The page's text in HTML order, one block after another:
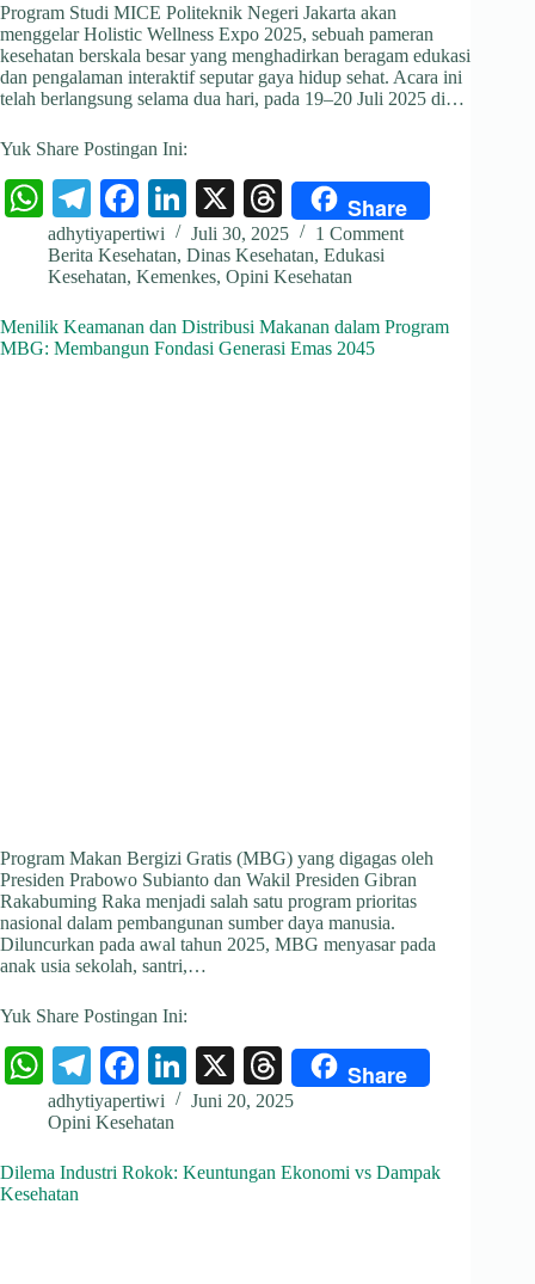
Program Studi MICE Politeknik Negeri Jakarta akan
menggelar Holistic Wellness Expo 2025, sebuah pameran
kesehatan berskala besar yang menghadirkan beragam edukasi
dan pengalaman interaktif seputar gaya hidup sehat. Acara ini
telah berlangsung selama dua hari, pada 19–20 Juli 2025 di…
Yuk Share Postingan Ini:
W
ha
ts
A
pp
Te
le
gr
a
m
Fa
ce
bo
ok
Li
nk
ed
In
X
T
hr
ea
ds
Share
adhytiyapertiwi Juli 30, 2025
1 Comment
Berita Kesehatan, Dinas Kesehatan, Edukasi
Kesehatan, Kemenkes, Opini Kesehatan
Menilik Keamanan dan Distribusi Makanan dalam Program
MBG: Membangun Fondasi Generasi Emas 2045
Program Makan Bergizi Gratis (MBG) yang digagas oleh
Presiden Prabowo Subianto dan Wakil Presiden Gibran
Rakabuming Raka menjadi salah satu program prioritas
nasional dalam pembangunan sumber daya manusia.
Diluncurkan pada awal tahun 2025, MBG menyasar pada
anak usia sekolah, santri,…
Yuk Share Postingan Ini:
W
ha
ts
A
Te
le
gr
a
Fa
ce
bo
ok
Li
nk
In
X
T
hr
ds
Share
adhytiyapertiwi
Juni 20, 2025
Opini Kesehatan
Dilema Industri Rokok: Keuntungan Ekonomi vs Dampak
Kesehatan